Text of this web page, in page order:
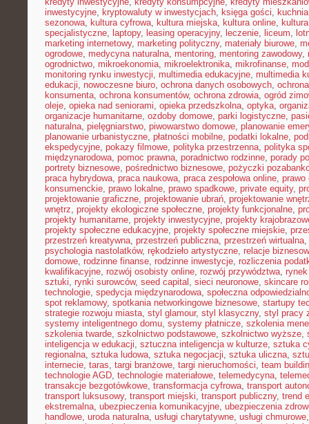
inwestycyjne, kryptowaluty w inwestycjach, księga gości,
sezonowa, kultura cyfrowa, kultura miejska, kultura online,
specjalistyczne, laptopy, leasing operacyjny, leczenie, liceum,
marketing internetowy, marketing polityczny, materiały biurowe,
ogrodowe, medycyna naturalna, mentoring, mentoring zawodowy,
ogrodnictwo, mikroekonomia, mikroelektronika, mikrofinanse,
monitoring rynku inwestycji, multimedia edukacyjne, multimedia
edukacji, nowoczesne biuro, ochrona danych osobowych,
konsumenta, ochrona konsumentów, ochrona zdrowia, ogród
oleje, opieka nad seniorami, opieka przedszkolna, optyka,
organizacje humanitarne, ozdoby domowe, parki logistyczne,
naturalna, pielęgniarstwo, piwowarstwo domowe, planowanie
planowanie urbanistyczne, płatności mobilne, podatki lokalne,
ekspedycyjne, pokazy filmowe, polityka przestrzenna, polityka
międzynarodowa, pomoc prawna, poradnictwo rodzinne, porady
portrety biznesowe, pośrednictwo biznesowe, pożyczki
praca hybrydowa, praca naukowa, praca zespołowa online, prawo
konsumenckie, prawo lokalne, prawo spadkowe, private equity,
projektowanie graficzne, projektowanie ubrań, projektowanie
wnętrz, projekty ekologiczne społeczne, projekty funkcjonalne,
projekty humanitarne, projekty inwestycyjne, projekty
projekty społeczne edukacyjne, projekty społeczne miejskie,
przestrzeń kreatywna, przestrzeń publiczna, przestrzeń wirtualna,
psychologia nastolatków, rękodzieło artystyczne, relacje
domowe, rodzinne finanse, rodzinne inwestycje, rozliczenia
kwalifikacyjne, rozwój osobisty online, rozwój przywództwa,
sztuki, rynki surowców, seed capital , sieci neuronowe, skincare
technologie, spedycja międzynarodowa, społeczna
spot reklamowy, spotkania networkingowe biznesowe, startupy
strategie rozwoju miasta, styl glamour, styl klasyczny, styl pracy
systemy inteligentnego domu, systemy płatnicze, szkolenia
szkolenia twarde, szkolnictwo podstawowe, szkolnictwo wyższe,
inteligencja w edukacji, sztuczna inteligencja w kulturze, sztuka
regionalna, sztuka ludowa, sztuka negocjacji, sztuka uliczna,
internecie, taras, targi branżowe, targi nieruchomości, team
technologie AGD, technologie materiałowe, telemedycyna,
transakcje bezgotówkowe, transformacja cyfrowa, transport
transport luksusowy, transport miejski, transport publiczny, trend
ekstremalna, ubezpieczenia komunikacyjne, ubezpieczenia
handlowe, uroda naturalna, usługi charytatywne, usługi chmurowe